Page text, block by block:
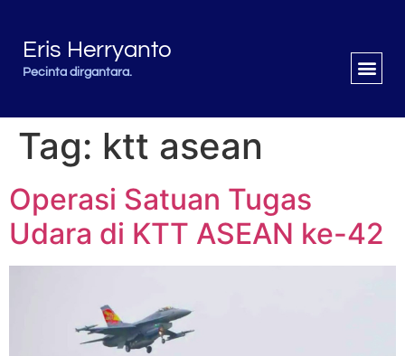
Eris Herryanto
Pecinta dirgantara.
Tag: ktt asean
Operasi Satuan Tugas
Udara di KTT ASEAN ke-42